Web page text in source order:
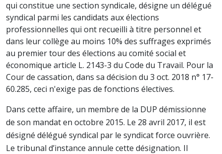
qui constitue une section syndicale, désigne un délégué
syndical parmi les candidats aux élections
professionnelles qui ont recueilli à titre personnel et
dans leur collège au moins 10% des suffrages exprimés
au premier tour des élections au comité social et
économique article L. 2143-3 du Code du Travail. Pour la
Cour de cassation, dans sa décision du 3 oct. 2018 n° 17-
60.285, ceci n'exige pas de fonctions électives.
Dans cette affaire, un membre de la DUP démissionne
de son mandat en octobre 2015. Le 28 avril 2017, il est
désigné délégué syndical par le syndicat force ouvrière.
Le tribunal d’instance annule cette désignation. Il